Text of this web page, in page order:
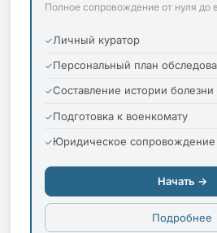
Полное сопровождение от нуля до
Личный куратор
Персональный план
Составление истории болезни
Подготовка к военкомату
Юридическое сопровождение
Начать →
Подробнее